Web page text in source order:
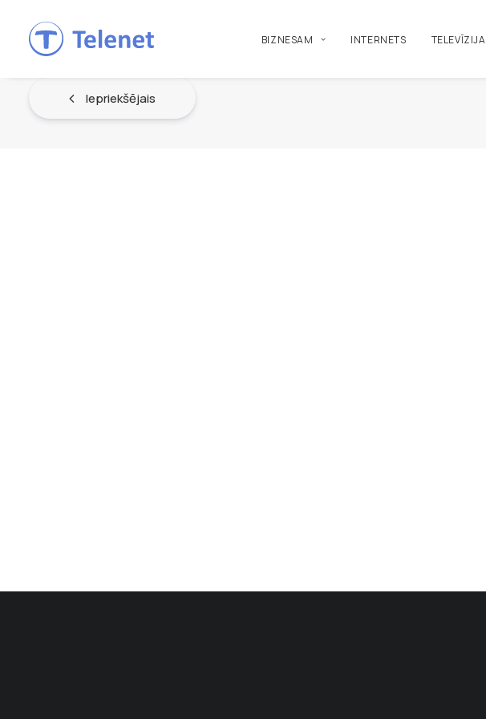
BIZNESAM INTERNETS TELEVĪZIJA
Iepriekšējais